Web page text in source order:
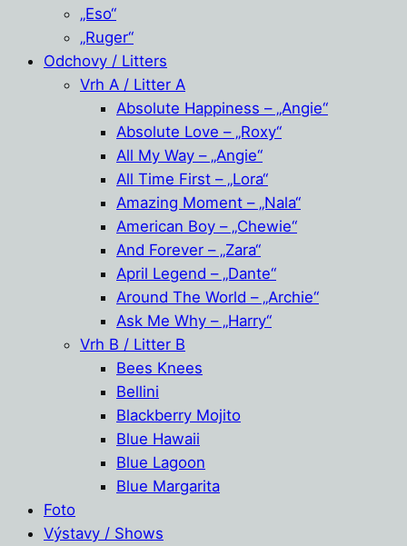
„Eso“
„Ruger“
Odchovy / Litters
Vrh A / Litter A
Absolute Happiness – „Angie“
Absolute Love – „Roxy“
All My Way – „Angie“
All Time First – „Lora“
Amazing Moment – „Nala“
American Boy – „Chewie“
And Forever – „Zara“
April Legend – „Dante“
Around The World – „Archie“
Ask Me Why – „Harry“
Vrh B / Litter B
Bees Knees
Bellini
Blackberry Mojito
Blue Hawaii
Blue Lagoon
Blue Margarita
Foto
Výstavy / Shows